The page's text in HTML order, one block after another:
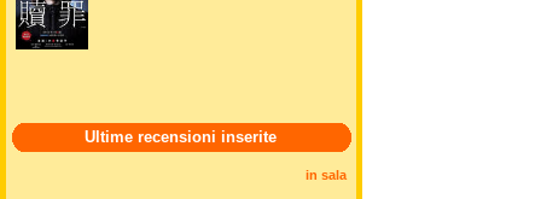
Ultime recensioni inserite
in sala